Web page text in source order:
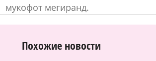
мукофот мегиранд.
Похожие новости